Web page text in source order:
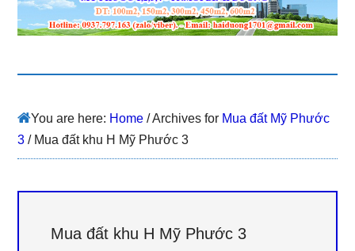
You are here: Home /Archives for Mua đất Mỹ Phước
3 /Mua đất khu H Mỹ Phước 3
Mua đất khu H Mỹ Phước 3